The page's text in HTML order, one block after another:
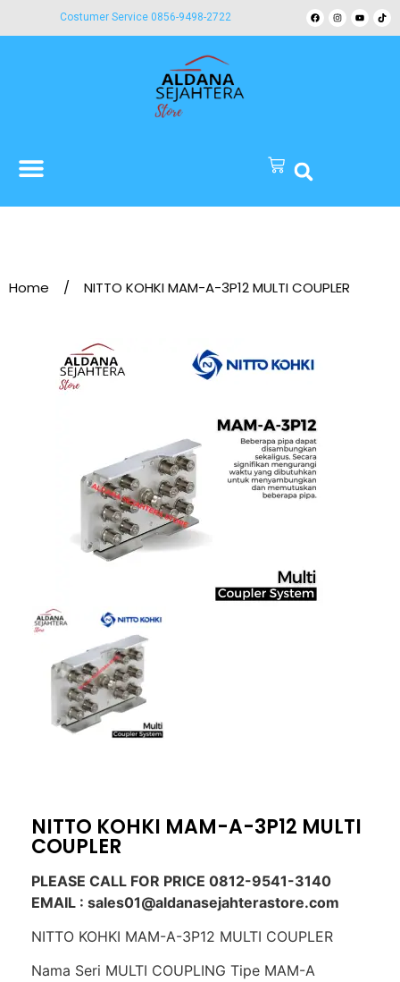
Costumer Service 0856-9498-2722
Home / NITTO KOHKI MAM-A-3P12 MULTI COUPLER
NITTO KOHKI MAM-A-3P12 MULTI
COUPLER
PLEASE CALL FOR PRICE 0812-9541-3140
EMAIL : sales01@aldanasejahterastore.com
NITTO KOHKI MAM-A-3P12 MULTI COUPLER
Nama Seri MULTI COUPLING Tipe MAM-A